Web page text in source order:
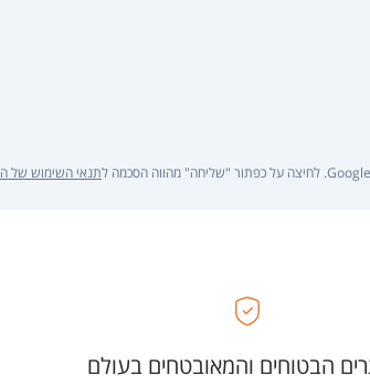
תנאי השימוש של
הבטוחים והמאובטחים בעולם